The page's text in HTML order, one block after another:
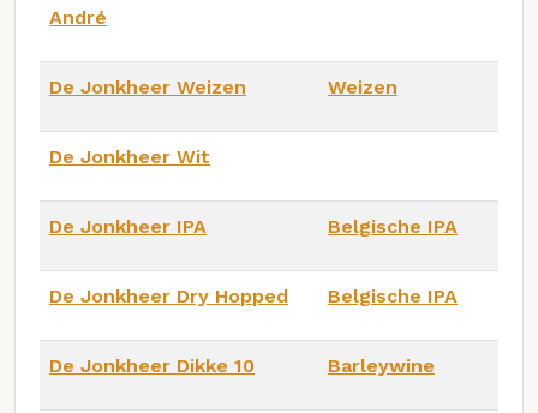
André
De Jonkheer Weizen Weizen
De Jonkheer Wit
De Jonkheer IPA Belgische IPA
De Jonkheer Dry Hopped Belgische IPA
De Jonkheer Dikke 10 Barleywine